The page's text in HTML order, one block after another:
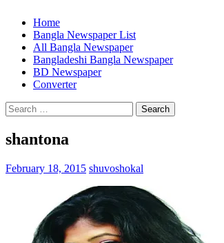
Home
Bangla Newspaper List
All Bangla Newspaper
Bangladeshi Bangla Newspaper
BD Newspaper
Converter
Search
for:
shantona
February 18, 2015 shuvoshokal